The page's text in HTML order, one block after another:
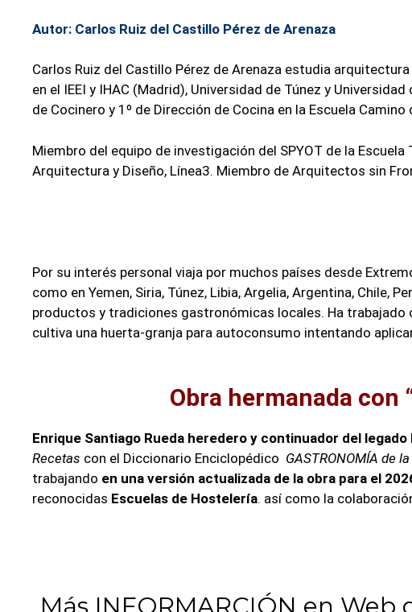
Autor: Carlos Ruiz del Castillo Pérez de Arenaza
Carlos Ruiz del Castillo Pérez de Arenaza estudia
en el IEEI y IHAC (Madrid), Universidad de Túnez y
de Cocinero y 1º de Dirección de Cocina en la Escuela Camino
Miembro del equipo de investigación del SPYOT de la
Arquitectura y Diseño, Línea3. Miembro de Arquitectos sin
Por su interés personal viaja por muchos países desde
como en Yemen, Siria, Túnez, Libia, Argelia, Argentina, Chile,
productos y tradiciones gastronómicas locales. Ha
cultiva una huerta-granja para autoconsumo intentando
Obra hermanada con
Enrique Santiago Rueda heredero y continuador del
Recetas con el Diccionario Enciclopédico GASTRONOMÍA de
trabajando en una versión actualizada de la obra para el
reconocidas Escuelas de Hostelería. así como la
Más INFORMARCIÓN en Web